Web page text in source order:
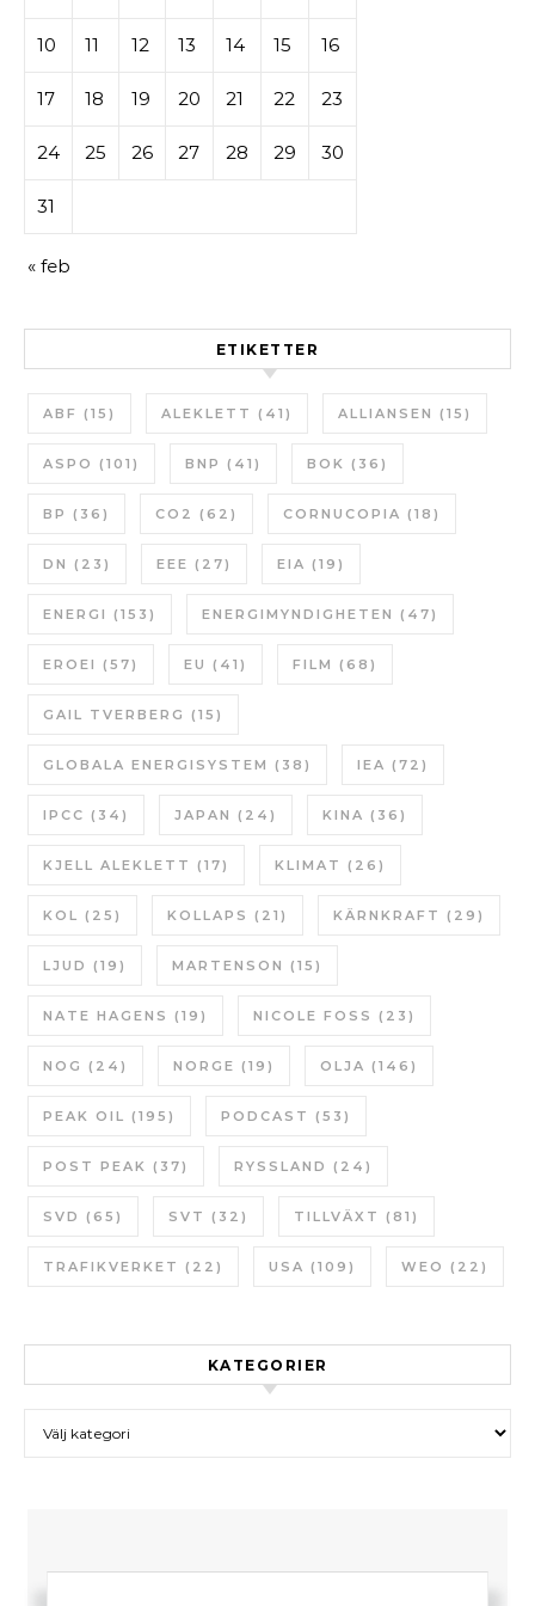
10 11 12 13 14 15 16
17 18 19 20 21 22 23
24 25 26 27 28 29 30
31
« feb
ETIKETTER
ABF (15) ALEKLETT (41) ALLIANSEN (15)
ASPO (101) BNP (41) BOK (36)
BP (36) CO2 (62) CORNUCOPIA (18)
DN (23) EEE (27) EIA (19)
ENERGI (153) ENERGIMYNDIGHETEN (47)
EROEI (57) EU (41) FILM (68)
GAIL TVERBERG (15)
GLOBALA ENERGISYSTEM (38) IEA (72)
IPCC (34) JAPAN (24) KINA (36)
KJELL ALEKLETT (17) KLIMAT (26)
KOL (25) KOLLAPS (21) KÄRNKRAFT (29)
LJUD (19) MARTENSON (15)
NATE HAGENS (19) NICOLE FOSS (23)
NOG (24) NORGE (19) OLJA (146)
PEAK OIL (195) PODCAST (53)
POST PEAK (37) RYSSLAND (24)
SVD (65) SVT (32) TILLVÄXT (81)
TRAFIKVERKET (22) USA (109) WEO (22)
KATEGORIER